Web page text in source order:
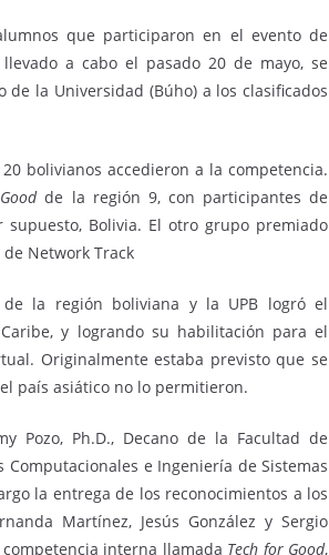
que participaron en el evento de
a cabo el pasado 20 de mayo, se
la Universidad (Búho) a los clasificados
bolivianos accedieron a la competencia.
de la región 9, con participantes de
supuesto, Bolivia. El otro grupo premiado
Network Track
la región boliviana y la UPB logró el
y logrando su habilitación para el
Originalmente estaba previsto que se
país asiático no lo permitieron.
Pozo, Ph.D., Decano de la Facultad de
e Ingeniería de Sistemas
la entrega de los reconocimientos a los
Martínez, Jesús González y Sergio
interna llamada Tech for Good,